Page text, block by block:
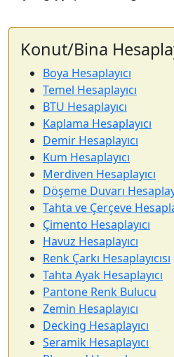
Konut/Bina
Boya Hesaplayıcı
Temel Hesaplayıcı
BTU Hesaplayıcı
Kaplama Hesaplayıcı
Demir Hesaplayıcı
Kum Hesaplayıcı
Merdiven Hesaplayıcı
Döşeme Duvarı
Tahta ve Çerçeve
Çimento Hesaplayıcı
Havuz Hesaplayıcı
Renk Çarkı Hesaplayıcısı
Tahta Ayak Hesaplayıcı
Pantone Renk Bulucu
Zemin Hesaplayıcı
Decking Hesaplayıcı
Seramik Hesaplayıcı